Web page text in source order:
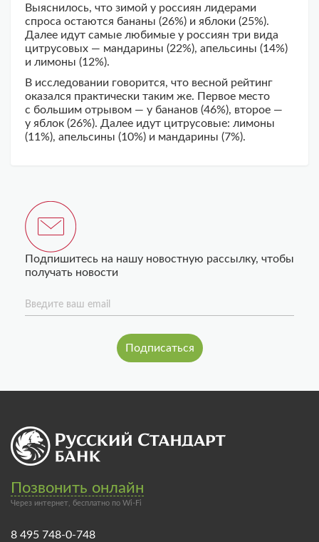
Выяснилось, что зимой у россиян лидерами
спроса остаются бананы (26%) и яблоки (25%).
Далее идут самые любимые у россиян три вида
цитрусовых — мандарины (22%), апельсины (14%)
и лимоны (12%).
В исследовании говорится, что весной рейтинг
оказался практически таким же. Первое место
с большим отрывом — у бананов (46%), второе —
у яблок (26%). Далее идут цитрусовые: лимоны
(11%), апельсины (10%) и мандарины (7%).
Подпишитесь на нашу новостную рассылку, чтобы
получать новости
Введите ваш email
Позвонить онлайн
Через интернет, бесплатно по Wi-Fi
8 495 748-0-748